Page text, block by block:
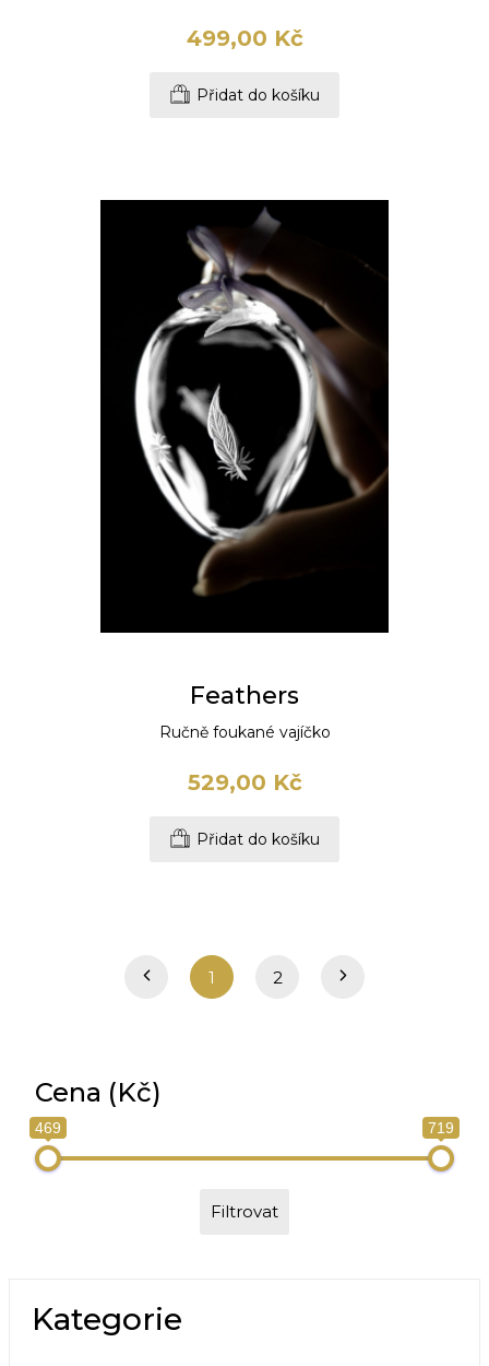
499,00 Kč
Přidat do košíku
Feathers
Ručně foukané vajíčko
529,00 Kč
Přidat do košíku
1 2
Cena (Kč)
469 719
Filtrovat
Kategorie